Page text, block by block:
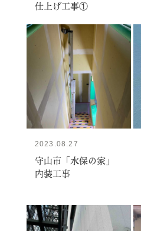
仕上げ工事①
2023.08.27
守山市「水保の家」
内装工事